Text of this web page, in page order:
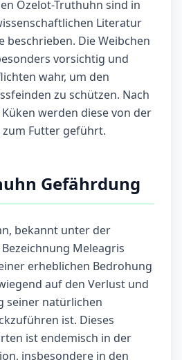
Ozelot-Truthuhn sind in
Literatur
beschrieben. Die Weibchen
vorsichtig und
wahr, um den
zu schützen. Nach
werden diese von der
Futter geführt.
Gefährdung
bekannt unter der
Meleagris
erheblichen Bedrohung
auf den Verlust und
seiner natürlichen
ist. Dieses
ist endemisch in der
insbesondere in den